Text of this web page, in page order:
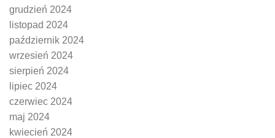
grudzień 2024
listopad 2024
październik 2024
wrzesień 2024
sierpień 2024
lipiec 2024
czerwiec 2024
maj 2024
kwiecień 2024